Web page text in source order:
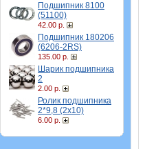
Подшипник 8100
(51100)
42.00 р.
Подшипник 180206
(6206-2RS)
135.00 р.
Шарик подшипника
2
2.00 р.
Ролик подшипника
2*9,8 (2х10)
6.00 р.